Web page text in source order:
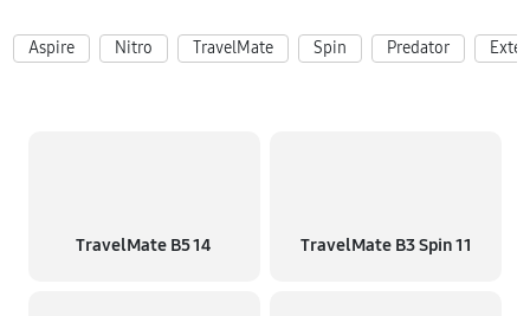
Aspire Nitro TravelMate Spin Predator
TravelMate B5 14 TravelMate B3 Spin 11